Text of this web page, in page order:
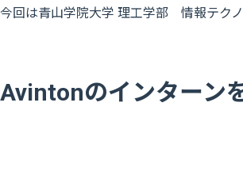
今回は青山学院大学 理工学部 情報テク
Avintonのインターン